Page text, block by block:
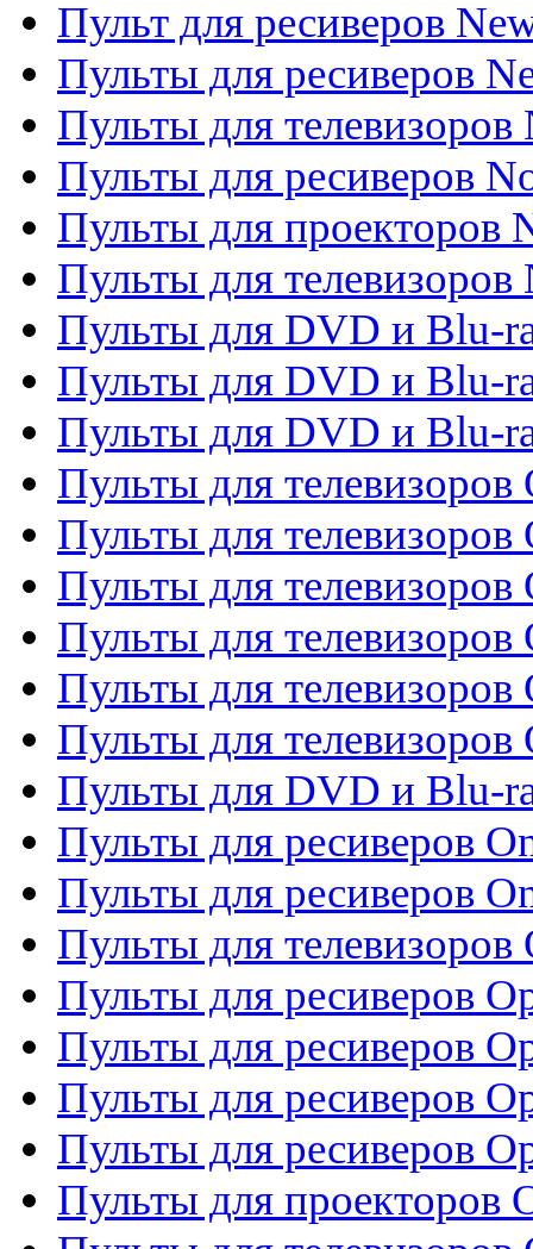
Пульт для ресиверов
Пульты для ресиверов
Пульты для телевизоров
Пульты для ресиверов
Пульты для проекторов
Пульты для телевизоров
Пульты для DVD и Blu-
Пульты для DVD и Blu-
Пульты для DVD и Blu-
Пульты для телевизоров
Пульты для телевизоров
Пульты для телевизоров
Пульты для телевизоров
Пульты для телевизоров
Пульты для телевизоров
Пульты для DVD и Blu-
Пульты для ресиверов
Пульты для ресиверов
Пульты для телевизоров
Пульты для ресиверов
Пульты для ресиверов
Пульты для ресиверов
Пульты для ресиверов
Пульты для проекторов